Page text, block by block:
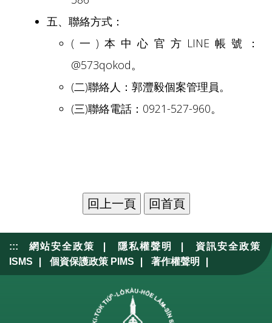
五、聯絡方式：
(一)本中心官方LINE帳號：
@573qokod。
(二)聯絡人：郭灃毅個案管理員。
(三)聯絡電話：0921-527-960。
::: 網站安全政策 | 隱私權聲明 |
資訊安全政策
ISMS
| 個資保護政策 PIMS | 著作權聲明 |